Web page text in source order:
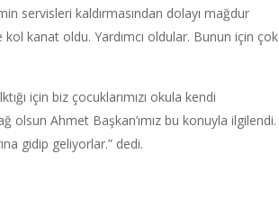
servisleri kaldırmasından dolayı mağdur
kanat oldu. Yardımcı oldular. Bunun için çok
için biz çocuklarımızı okula kendi
olsun Ahmet Başkan’ımız bu konuyla ilgilendi.
gidip geliyorlar.” dedi.